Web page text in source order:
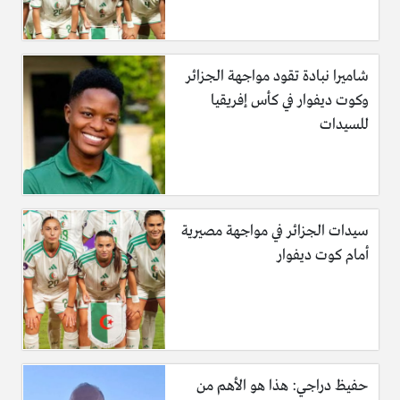
شاميرا نبادة تقود مواجهة الجزائر
وكوت ديفوار في كأس إفريقيا
للسيدات
سيدات الجزائر في مواجهة مصيرية
أمام كوت ديفوار
حفيظ دراجي: هذا هو الأهم من